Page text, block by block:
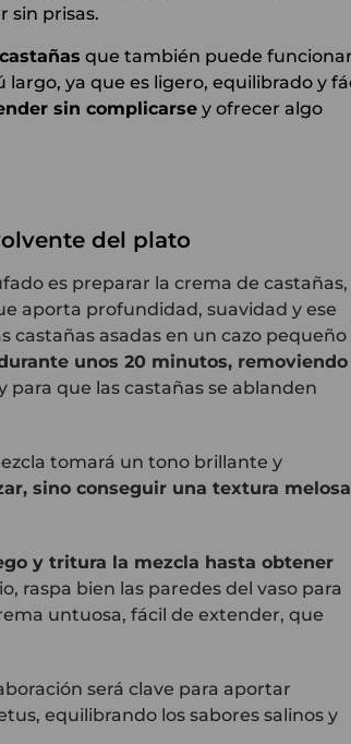
sin prisas.
que también puede funcionar
largo, ya que es ligero, equilibrado y
sin complicarse y ofrecer algo
del plato
es preparar la crema de castañas,
aporta profundidad, suavidad y ese
castañas asadas en un cazo pequeño
unos 20 minutos, removiendo
que las castañas se ablanden
tomará un tono brillante y
sino conseguir una textura melosa
y tritura la mezcla hasta obtener
raspa bien las paredes del vaso para
untuosa, fácil de extender, que
será clave para aportar
equilibrando los sabores salinos y